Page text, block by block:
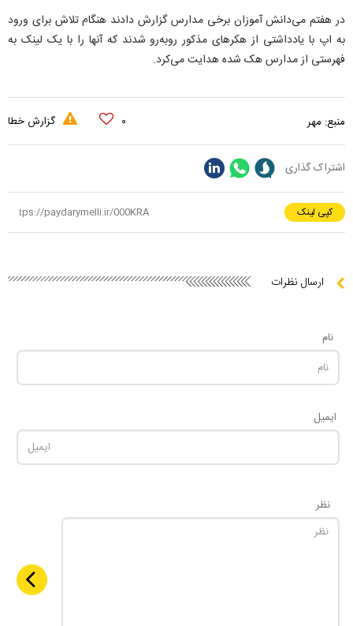
در هفتم می‌دانش آموزان برخی مدارس گزارش دادند هنگام تلاش برای ورود
به اپ با یادداشتی از هکر‌های مذکور رو‌به‌رو شدند که آنها را با یک لینک به
فهرستی از مدارس هک شده هدایت می‌کرد.
منبع: مهر ۰ گزارش خطا
اشتراک گذاری
کپی لینک
ارسال نظرات
نام
ایمیل
نظر